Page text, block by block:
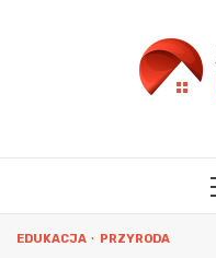
EDUKACJA PRZYRODA